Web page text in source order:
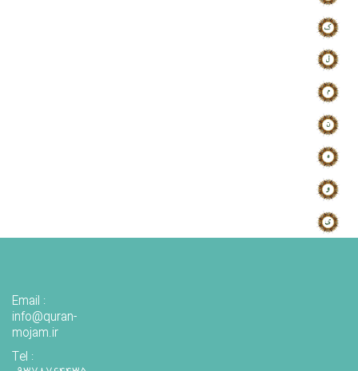
Email :
info@quran-
mojam.ir
Tel :